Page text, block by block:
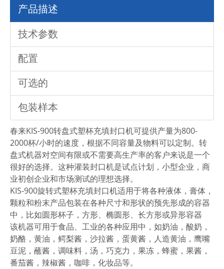
产品描述
技术参数
配置
可选的
包装样本
春来KIS-900转盘式塑杯充填封口机可提供产量为800-
2000杯/小时的速度，根据不同容量及物料可以定制。转
盘式机器对空间有限或不需要高生产率的客户来说是一个
很好的选择。这种灌装封口机是试点计划，小型企业，商
业初创企业和市场测试的理想选择。
KIS-900旋转式塑杯充填封口机适用于将各种液体，膏体，
颗粒和粉末产品包装在各种尺寸和形状的预先形成的容器
中，比如圆形杯子，方形、椭圆形、长方形或异形容器
该机器可用于食品、工业的各种应用中，如奶油，酸奶，
奶酪，黄油，鳄梨酱，沙拉酱，蛋黄酱，人造黄油，鹰嘴
豆泥，蘸酱，调味料，汤，巧克力，果冻，蜂蜜，果酱，
番茄酱，辣椒酱，咖啡，化妆品等。